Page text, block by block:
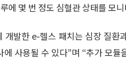
에 몇 번 정도 심혈관 상태를 모
개발한 e-헬스 패치는 심장 질환
사용될 수 있다”며 “추가 모듈